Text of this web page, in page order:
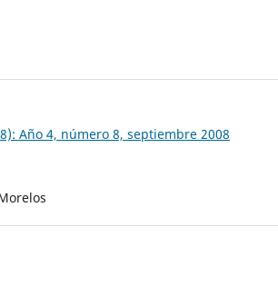
Año 4, número 8, septiembre 2008